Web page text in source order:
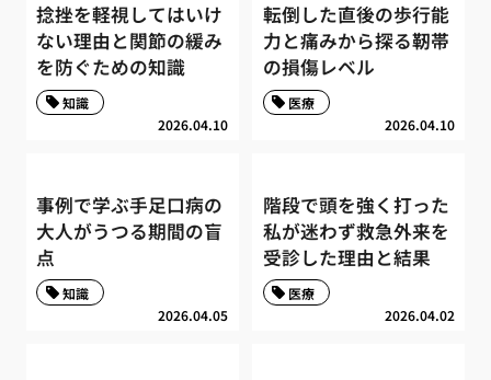
捻挫を軽視してはいけ
ない理由と関節の緩み
を防ぐための知識
2026.04.10
知識
転倒した直後の歩行能
力と痛みから探る靭帯
の損傷レベル
2026.04.10
医療
事例で学ぶ手足口病の
大人がうつる期間の盲
点
2026.04.05
知識
階段で頭を強く打った
私が迷わず救急外来を
受診した理由と結果
2026.04.02
医療